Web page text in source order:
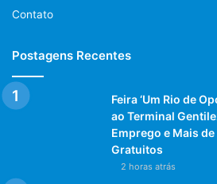
deputado federal Rodrigo Bethlem;
e Especial de Abastecimento e
qual o secretário será Wagner
secretários são o vice-prefeito
com a secretaria de Assistência
Cultura; Maria Madalena Saint
da Costa, Esportes e Lazer.
Contato
Postagens Recentes
Feira ‘Um Rio de
ao Terminal
Emprego e Mais
Gratuitos
2 horas atrás